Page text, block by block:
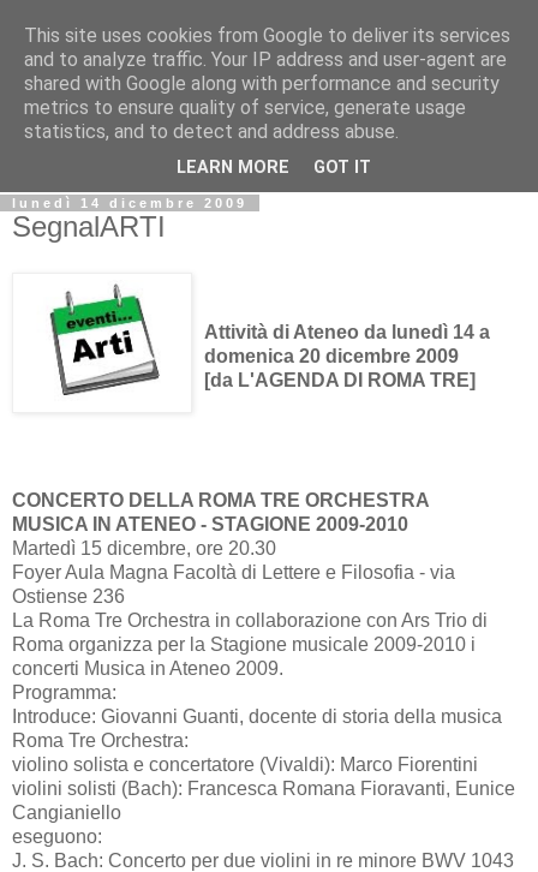
Biblio@rti in
Il Blog della Biblioteca di Area delle arti per condividere
informazioni iniziative incontri
lunedì 14 dicembre 2009
SegnalARTI
Attività di Ateneo da lunedì 14 a
domenica 20 dicembre 2009
[da L'AGENDA DI ROMA TRE]
CONCERTO DELLA ROMA TRE ORCHESTRA
MUSICA IN ATENEO - STAGIONE 2009-2010
Martedì 15 dicembre, ore 20.30
Foyer Aula Magna Facoltà di Lettere e Filosofia - via
Ostiense 236
La Roma Tre Orchestra in collaborazione con Ars Trio di
Roma organizza per la Stagione musicale 2009-2010 i
concerti Musica in Ateneo 2009.
Programma:
Introduce: Giovanni Guanti, docente di storia della musica
Roma Tre Orchestra:
violino solista e concertatore (Vivaldi): Marco Fiorentini
violini solisti (Bach): Francesca Romana Fioravanti, Eunice
Cangianiello
eseguono:
J. S. Bach: Concerto per due violini in re minore BWV 1043
This site uses cookies from Google to deliver its services
and to analyze traffic. Your IP address and user-agent are
shared with Google along with performance and security
metrics to ensure quality of service, generate usage
statistics, and to detect and address abuse.
LEARN MORE GOT IT